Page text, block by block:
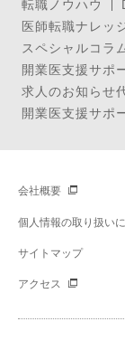
転職ノウハウ
医師転職ナレッ
スペシャルコラ
開業医支援サポ
求人のお知らせ
開業医支援サポ
会社概要
個人情報の取り扱い
サイトマップ
アクセス